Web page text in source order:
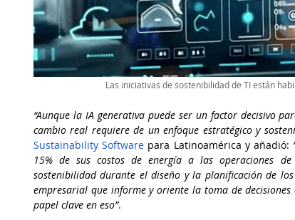
Las iniciativas de sostenibilidad de TI están
“Aunque la IA generativa puede ser un factor decisivo
cambio real requiere de un enfoque estratégico y
Sustainability Software para Latinoamérica y añadió:
15% de sus costos de energía a las operaciones
sostenibilidad durante el diseño y la planificación de
empresarial que informe y oriente la toma de
papel clave en eso”.